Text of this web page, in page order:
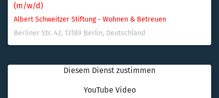
(m/w/d)
Albert Schweitzer Stiftung - Wohnen & Betreuen
Berliner Str. 42, 13189 Berlin, Deutschland
Diesem Dienst zustimmen
YouTube Video